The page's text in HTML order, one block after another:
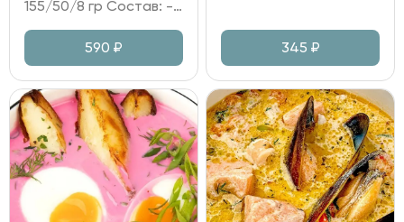
155/50/8 гр Состав: - сыр Камамбер в панировке; - варенье брусничное; - грецкий орех, мята, сахарная пудра.
590 ₽ 345 ₽